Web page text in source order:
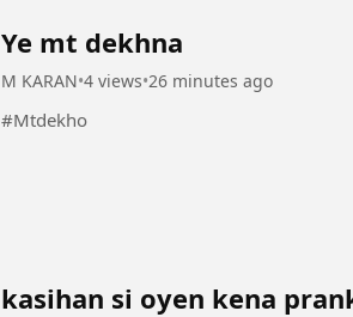
Ye mt dekhna
M KARAN•4 views•26 minutes ago
#Mtdekho
kasihan si oyen kena